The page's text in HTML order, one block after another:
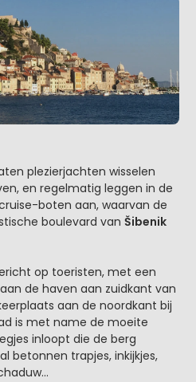
plezierjachten wisselen
en regelmatig leggen in de
boten aan, waarvan de
boulevard van Šibenik
op toeristen, met een
de haven aan zuidkant van
aan de noordkant bij
is met name de moeite
inloopt die de berg
betonnen trapjes, inkijkjes,